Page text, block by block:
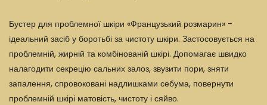
Бустер для проблемної шкіри «Французький розмарин» -
ідеальний засіб у боротьбі за чистоту шкіри. Застосовується на
проблемній, жирній та комбінованій шкірі. Допомагає швидко
налагодити секрецію сальних залоз, звузити пори, зняти
запалення, спровоковані надлишками себума, повернути
проблемній шкірі матовість, чистоту і сяйво.